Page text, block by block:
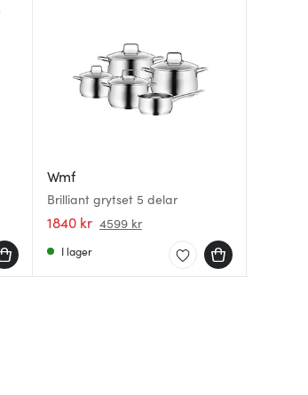
Wmf
Brilliant grytset 5 delar
1840 kr 4599 kr
I lager